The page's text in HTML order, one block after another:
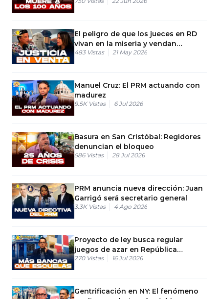
El peligro de que los jueces en RD
vivan en la miseria y vendan
sentencias
483 Vistas 21 May 2026
Manuel Cruz: El PRM actuando con
madurez
9.5K Vistas 6 Jul 2026
Basura en San Cristóbal: Regidores
denuncian el bloqueo
586 Vistas 28 Jul 2026
PRM anuncia nueva dirección: Juan
Garrigó será secretario general
3.3K Vistas 4 Ago 2026
Proyecto de ley busca regular
juegos de azar en República
Dominicana
270 Vistas 16 Jul 2026
Gentrificación en NY: El fenómeno